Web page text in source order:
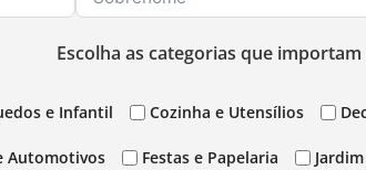
Escolha as categorias que
e Infantil Cozinha e Utensílios
Automotivos Festas e Papelaria